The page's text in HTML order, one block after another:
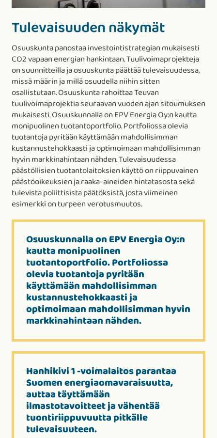
Tulevaisuuden näkymät
Osuuskunta panostaa investointistrategian mukaisesti
CO2 vapaan energian hankintaan. Tuulivoimaprojekteja
on suunnitteilla ja osuuskunta päättää tulevaisuudessa,
missä määrin ja millä osuudella niihin sitten
osallistutaan. Osuuskunta rahoittaa Teuvan
tuulivoimaprojektia seuraavan vuoden ajan sitoumuksen
mukaisesti. Osuuskunnalla on EPV Energia Oy:n kautta
monipuolinen tuotantoportfolio. Portfoliossa olevia
tuotantoja pyritään käyttämään mahdollisimman
kustannustehokkaasti ja optimoimaan mahdollisimman
hyvin markkinahintaan nähden. Tulevaisuudessa
päästöllisien tuotantolaitoksien käyttö on riippuvainen
päästöoikeuksien ja raaka-aineiden hintatasosta sekä
tulevista poliittisista päätöksistä, josta viimeinen
esimerkki on turpeen verotusmuutos.
Osuuskunnalla on EPV Energia Oy:n
kautta monipuolinen
tuotantoportfolio. Portfoliossa
olevia tuotantoja pyritään
käyttämään mahdollisimman
kustannustehokkaasti ja
optimoimaan mahdollisimman hyvin
markkinahintaan nähden.
Hanhikivi 1 -voimalaitos parantaa
Suomen energiaomavaraisuutta,
auttaa täyttämään
ilmastotavoitteet ja vähentää
tuontiriippuvuutta pitkälle
tulevaisuuteen.